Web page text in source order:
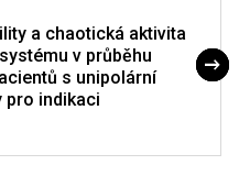
a chaotická aktivita
v průběhu
s unipolární
pro indikaci